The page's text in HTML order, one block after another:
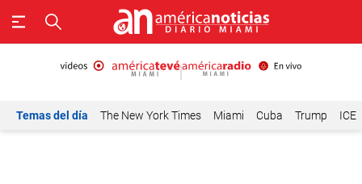
Temas del día The New York Times Miami Cuba Trump ICE